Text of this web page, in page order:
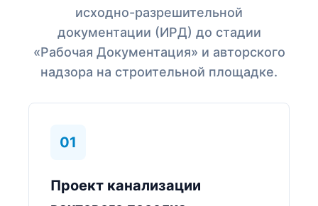
исходно-разрешительной
документации (ИРД) до стадии
«Рабочая Документация» и авторского
надзора на строительной площадке.
01
Проект канализации